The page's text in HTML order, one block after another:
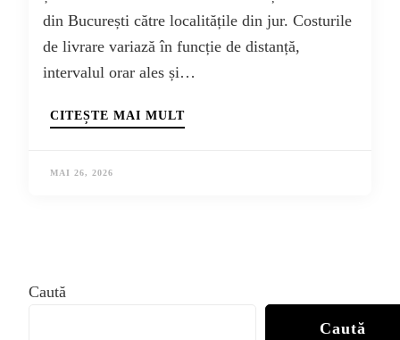
din București către localitățile din jur. Costurile
de livrare variază în funcție de distanță,
intervalul orar ales și…
CITEȘTE MAI MULT
MAI 26, 2026
Caută
Caută